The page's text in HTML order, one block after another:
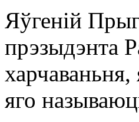
Яўгеній
прэзыдэнта
яго